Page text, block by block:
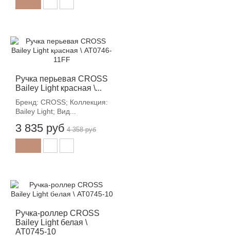
Ручка перьевая CROSS
Bailey Light красная \...
Бренд: CROSS; Коллекция:
Bailey Light; Вид...
3 835 руб
-12%
4 358 руб
Ручка-роллер CROSS
Bailey Light белая \
AT0745-10
-12%